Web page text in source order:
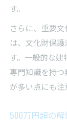
す。
さらに、重要
は、文化財保
す。一般的な建
専門知識を持
が多い点にも注
500万円超の